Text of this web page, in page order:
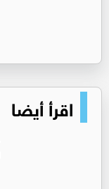
اقرأ أيضا